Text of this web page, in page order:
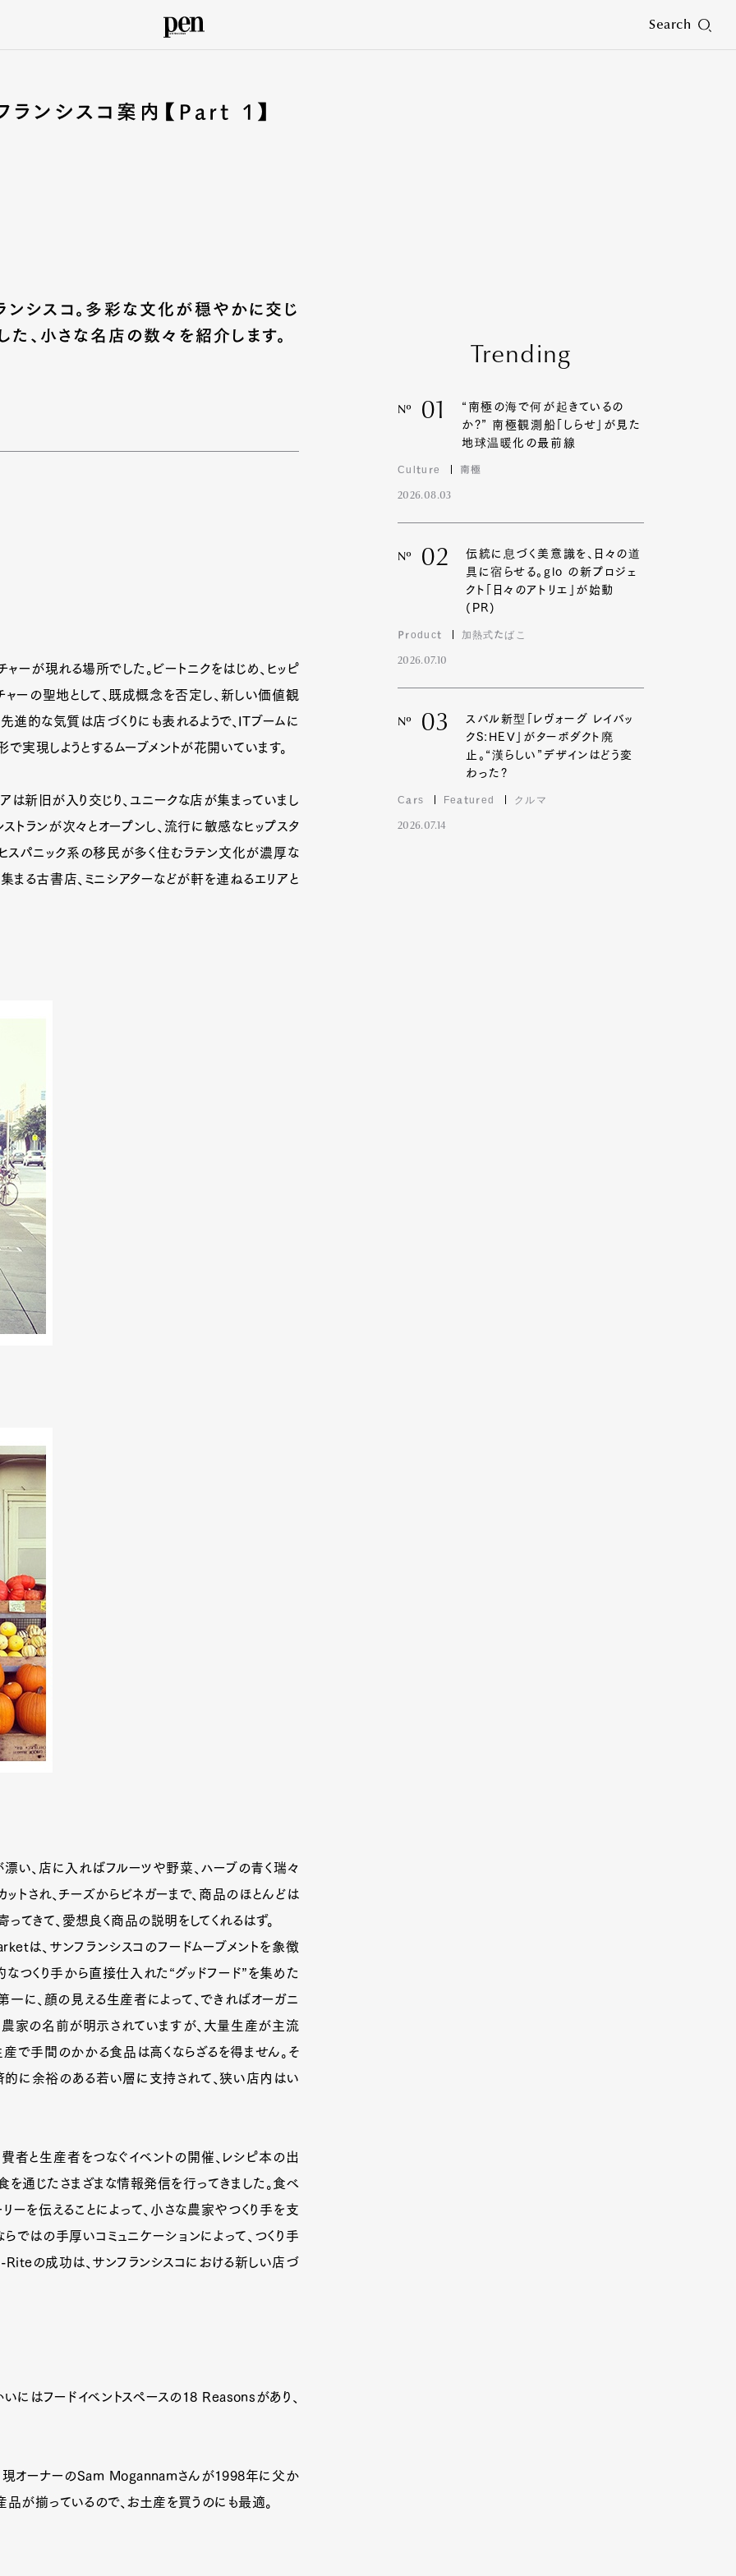
Search
Art&Design
Pen international Pen tw
ランシスコ案内【Part 1】
ンシスコ。多彩な文化が穏やかに交じ
た、小さな名店の数々を紹介します。
ーが現れる場所でした。ビートニクをはじめ、ヒッピ
ャーの聖地として、既成概念を否定し、新しい価値観
進的な気質は店づくりにも表れるようで、ITブームに
実現しようとするムーブメントが花開いています。
は新旧が入り交じり、ユニークな店が集まっていまし
トランが次々とオープンし、流行に敏感なヒップスタ
スパニック系の移民が多く住むラテン文化が濃厚な
まる古書店、ミニシアターなどが軒を連ねるエリアと
い、店に入ればフルーツや野菜、ハーブの青く瑞々
トされ、チーズからビネガーまで、商品のほとんどは
てきて、愛想良く商品の説明をしてくれるはず。
は、サンフランシスコのフードムーブメントを象徴
つくり手から直接仕入れた“グッドフード”を集めた
一に、顔の見える生産者によって、できればオーガニ
農家の名前が明示されていますが、大量生産が主流
産で手間のかかる食品は高くならざるを得ません。そ
に余裕のある若い層に支持されて、狭い店内はい
費者と生産者をつなぐイベントの開催、レシピ本の出
を通じたさまざまな情報発信を行ってきました。食べ
ーを伝えることによって、小さな農家やつくり手を支
ではの手厚いコミュニケーションによって、つくり手
Riteの成功は、サンフランシスコにおける新しい店づ
はフードイベントスペースの18 Reasonsがあり、
現オーナーのSam Mogannamさんが1998年に父か
品が揃っているので、お土産を買うのにも最適。
Trending
Nº 01
“南極の海で何が起きているの
か?” 南極観測船「しらせ」が見た
地球温暖化の最前線
Culture 南極
2026.08.03
Nº 02
伝統に息づく美意識を、日々の道
具に宿らせる。glo の新プロジェ
クト「日々のアトリエ」が始動
(PR)
Product 加熱式たばこ
2026.07.10
Nº 03
スバル新型「レヴォーグ レイバッ
クS:HEV」がターボダクト廃
止。“漢らしい”デザインはどう変
わった?
Cars Featured クルマ
2026.07.14